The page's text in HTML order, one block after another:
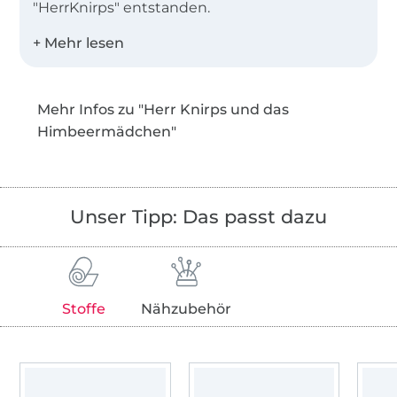
"HerrKnirps" entstanden.
Herr Knirps ist für mich die ideale Basis einen
Inspiration und Motivation war von Anfang an
mein kleiner Sonnenschein Finnik, der mich
Für ihn habe ich das Nähen gelernt und in
Allem was ich nähe steckt die Liebe, die mich
dieser kleine Mensch zu fühlen gelehrt hat.
Malina hat sich das Glück im April 2019 sogar
Fähigkeiten auch auf Mädchenschnitte
Mehr Infos zu "Herr Knirps und das
Himbeermädchen"
Unser Tipp: Das passt dazu
Stoffe Nähzubehör